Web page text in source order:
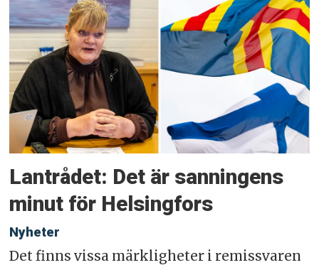
Lantrådet: Det är sanningens
minut för Helsingfors
Nyheter
Det finns vissa märkligheter i remissvaren